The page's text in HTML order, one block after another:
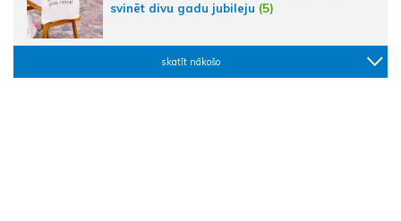
svinēt divu gadu jubileju (5)
skatīt nākošo